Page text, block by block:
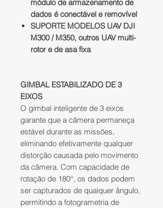
módulo de armazenamento de
dados é conectável e removível
SUPORTE MODELOS UAV DJI
M300 / M350, outros UAV multi-
rotor e de asa fixa
GIMBAL ESTABILIZADO DE 3
EIXOS
O gimbal inteligente de 3 eixos
garante que a câmera permaneça
estável durante as missões,
eliminando efetivamente qualquer
distorção causada pelo movimento
da câmera. Com capacidade de
rotação de 180°, os dados podem
ser capturados de qualquer ângulo,
permitindo a fotogrametria de